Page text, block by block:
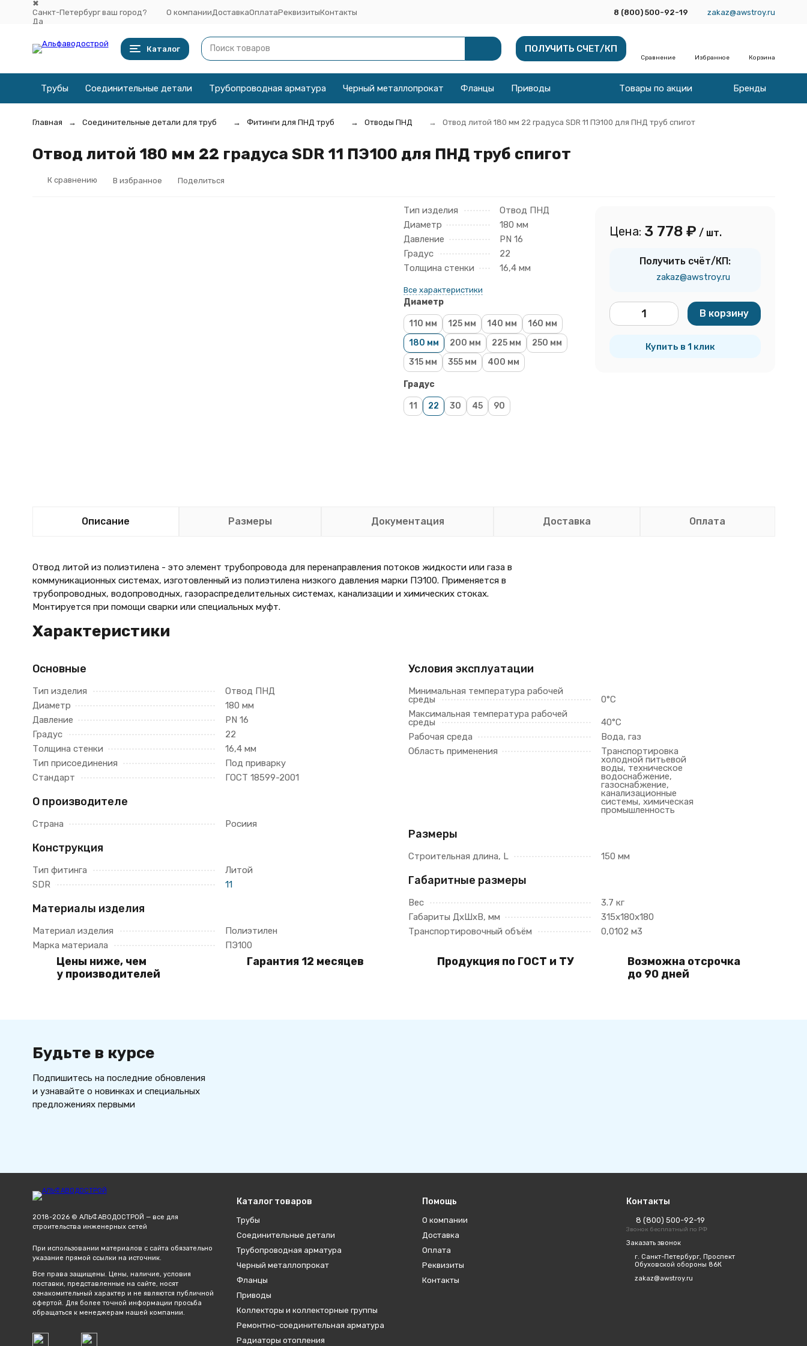
✖
Санкт-Петербург ваш город?
Да
О компании ДоставкаОплатаРеквизитыКонтакты 8 (800) 500-92-19 zakaz@awstroy.ru
Каталог ПОЛУЧИТЬ СЧЕТ/КП
Сравнение Избранное Корзина
Трубы Соединительные детали Трубопроводная арматура Черный металлопрокат Фланцы Приводы Товары по акции Бренды
Главная Соединительные детали для труб Фитинги для ПНД труб Отводы ПНД Отвод литой 180 мм 22 градуса SDR 11 ПЭ100 для ПНД труб спигот
Отвод литой 180 мм 22 градуса SDR 11 ПЭ100 для ПНД труб спигот
К сравнению В избранное Поделиться
Тип изделия
Отвод ПНД
Диаметр
180 мм
Давление
PN 16
Градус
22
Толщина стенки
16,4 мм
Все характеристики
Диаметр
110 мм 125 мм 140 мм
160 мм
180 мм
200 мм 225 мм
250 мм
315 мм
355 мм 400 мм
Градус
11 22 30 45 90
Цена: 3 778 ₽ / шт.
Получить счёт/КП:
zakaz@awstroy.ru
В корзину
Купить в 1 клик
Описание Размеры Документация Доставка Оплата
Отвод литой из полиэтилена - это элемент трубопровода для перенаправления потоков жидкости или газа в
коммуникационных системах, изготовленный из полиэтилена низкого давления марки ПЭ100. Применяется в
трубопроводных, водопроводных, газораспределительных системах, канализации и химических стоках.
Монтируется при помощи сварки или специальных муфт.
Характеристики
Основные
Тип изделия
Отвод ПНД
Диаметр
180 мм
Давление
PN 16
Градус
22
Толщина стенки
16,4 мм
Тип присоединения
Под приварку
Стандарт
ГОСТ 18599-2001
О производителе
Страна Росиия
Конструкция
Тип фитинга
Литой
SDR
11
Материалы изделия
Материал изделия
Полиэтилен
Марка материала
ПЭ100
Условия эксплуатации
Минимальная температура рабочей
среды
0°С
Максимальная температура рабочей
среды
40°С
Рабочая среда
Вода, газ
Область применения
Транспортировка
холодной питьевой
воды, техническое
водоснабжение,
газоснабжение,
канализационные
системы, химическая
промышленность
Размеры
Строительная длина, L 150 мм
Габаритные размеры
Вес
3.7 кг
Габариты ДхШхВ, мм
315х180х180
Транспортировочный объём
0,0102 м3
Цены ниже, чем
у производителей
Гарантия 12 месяцев Продукция по ГОСТ и ТУ
Возможна отсрочка
до 90 дней
Будьте в курсе
Подпишитесь на последние обновления
и узнавайте о новинках и специальных
предложениях первыми
2018-2026 © АЛЬФАВОДОСТРОЙ — все для
строительства инженерных сетей
При использовании материалов с сайта обязательно
указание прямой ссылки на источник.
Все права защищены. Цены, наличие, условия
поставки, представленные на сайте, носят
ознакомительный характер и не являются публичной
офертой. Для более точной информации просьба
обращаться к менеджерам нашей компании.
Каталог товаров
Трубы
Соединительные детали
Трубопроводная арматура
Черный металлопрокат
Фланцы
Приводы
Коллекторы и коллекторные группы
Ремонтно-соединительная арматура
Радиаторы отопления
Помощь
О компании
Доставка
Оплата
Реквизиты
Контакты
Контакты
8 (800) 500-92-19
Звонок бесплатный по РФ
Заказать звонок
г. Санкт-Петербург, Проспект
Обуховской обороны 86К
zakaz@awstroy.ru